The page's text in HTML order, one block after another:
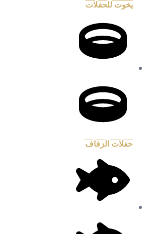
يخوت للحفلات
حفلات الزفاف